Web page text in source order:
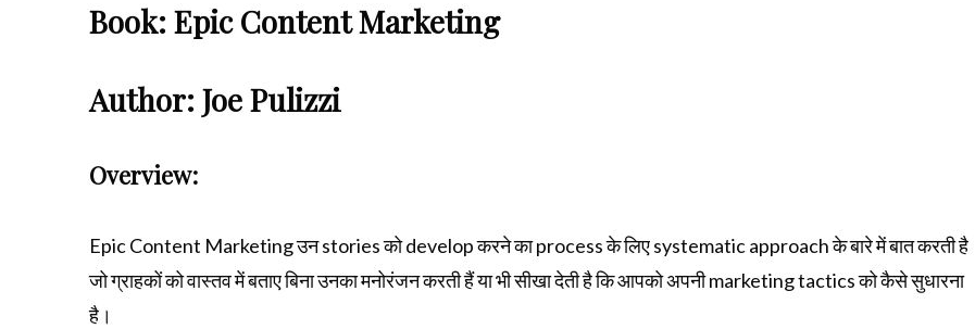
Book: Epic Content Marketing
Author: Joe Pulizzi
Overview:
Epic Content Marketing उन stories को develop करने का process के लिए systematic approach के बारे में बात करती है
जो ग्राहकों को वास्तव में बताए बिना उनका मनोरंजन करती हैं या भी सीखा देती है कि आपको अपनी marketing tactics को कैसे सुधारना
है।